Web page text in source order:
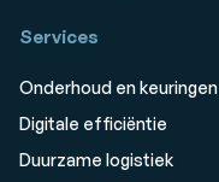
Services
Onderhoud en keuringen
Digitale efficiëntie
Duurzame logistiek